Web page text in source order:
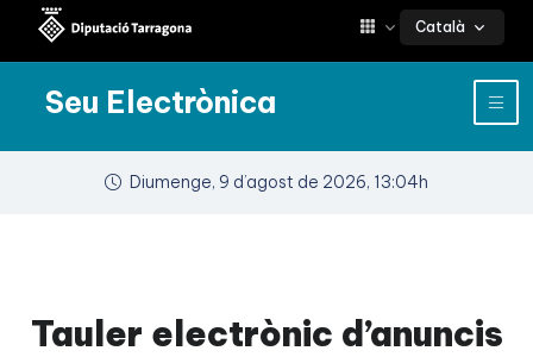
Català
Seu Electrònica
Diumenge, 9 d’agost de 2026, 13:04h
Tauler electrònic d’anuncis